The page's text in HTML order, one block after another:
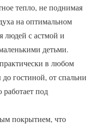
тепло, не поднимая
на оптимальном
людей с астмой и
детьми.
в любом
гостиной, от спальни
под
покрытием, что